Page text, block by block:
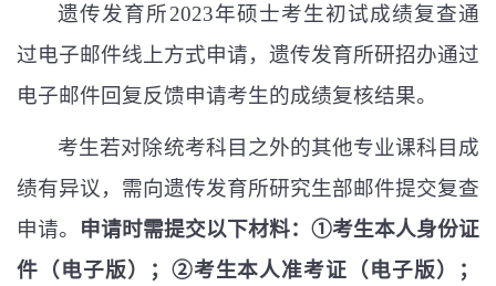
遗传发育所2023年硕士考生初试成绩复查通
过电子邮件线上方式申请，遗传发育所研招办通过
电子邮件回复反馈申请考生的成绩复核结果。
考生若对除统考科目之外的其他专业课科目成
绩有异议，需向遗传发育所研究生部邮件提交复查
申请。 申请时需提交以下材料：①考生本人身份证
件（电子版）；②考生本人准考证（电子版）；